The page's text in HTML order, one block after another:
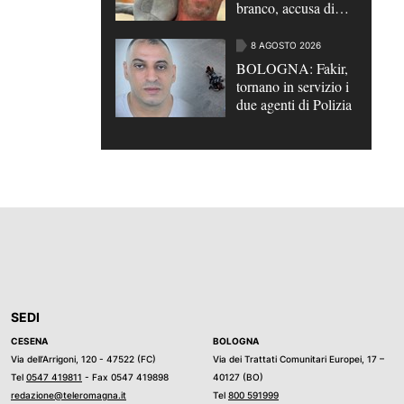
branco, accusa di
motivi | VIDEO
8 AGOSTO 2026
BOLOGNA: Fakir,
tornano in servizio i
due agenti di Polizia
SEDI
CESENA
Via dell’Arrigoni, 120 - 47522 (FC)
Tel 0547 419811 - Fax 0547 419898
redazione@teleromagna.it
BOLOGNA
Via dei Trattati Comunitari Europei, 17 –
40127 (BO)
Tel 800 591999